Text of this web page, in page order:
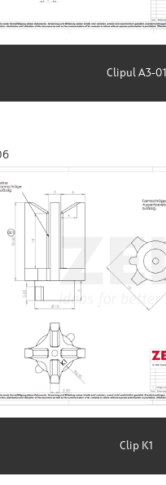
Clipul A3-01
Clip K1